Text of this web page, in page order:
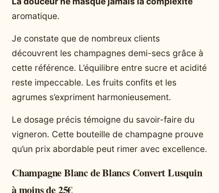
aromatique.
Je constate que de nombreux clients
découvrent les champagnes demi-secs grâce à
cette référence. L’équilibre entre sucre et acidité
reste impeccable. Les fruits confits et les
agrumes s’expriment harmonieusement.
Le dosage précis témoigne du savoir-faire du
vigneron. Cette bouteille de champagne prouve
qu’un prix abordable peut rimer avec excellence.
Champagne Blanc de Blancs Convert Lusquin
à moins de 25€